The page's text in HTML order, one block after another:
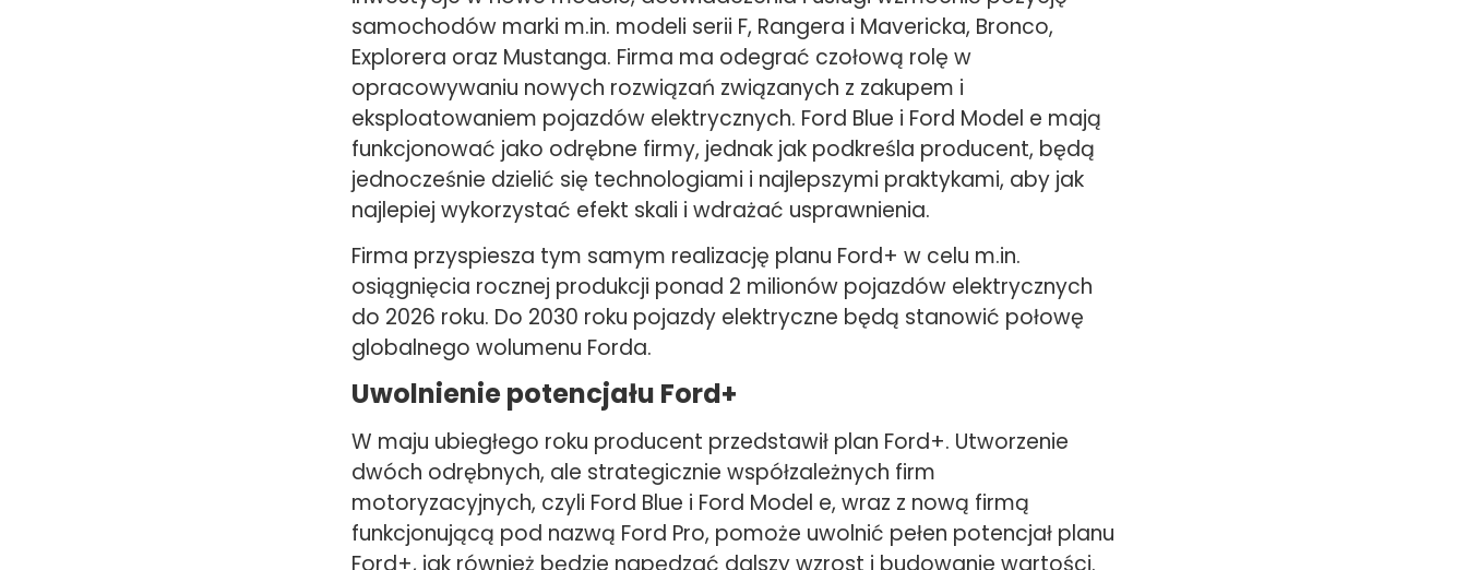
samochodów marki m.in. modeli serii F, Rangera i Mavericka, Bronco,
Explorera oraz Mustanga. Firma ma odegrać czołową rolę w
opracowywaniu nowych rozwiązań związanych z zakupem i
eksploatowaniem pojazdów elektrycznych. Ford Blue i Ford Model e mają
funkcjonować jako odrębne firmy, jednak jak podkreśla producent, będą
jednocześnie dzielić się technologiami i najlepszymi praktykami, aby jak
najlepiej wykorzystać efekt skali i wdrażać usprawnienia.
Firma przyspiesza tym samym realizację planu Ford+ w celu m.in.
osiągnięcia rocznej produkcji ponad 2 milionów pojazdów elektrycznych
do 2026 roku. Do 2030 roku pojazdy elektryczne będą stanowić połowę
globalnego wolumenu Forda.
Uwolnienie potencjału Ford+
W maju ubiegłego roku producent przedstawił plan Ford+. Utworzenie
dwóch odrębnych, ale strategicznie współzależnych firm
motoryzacyjnych, czyli Ford Blue i Ford Model e, wraz z nową firmą
funkcjonującą pod nazwą Ford Pro, pomoże uwolnić pełen potencjał planu